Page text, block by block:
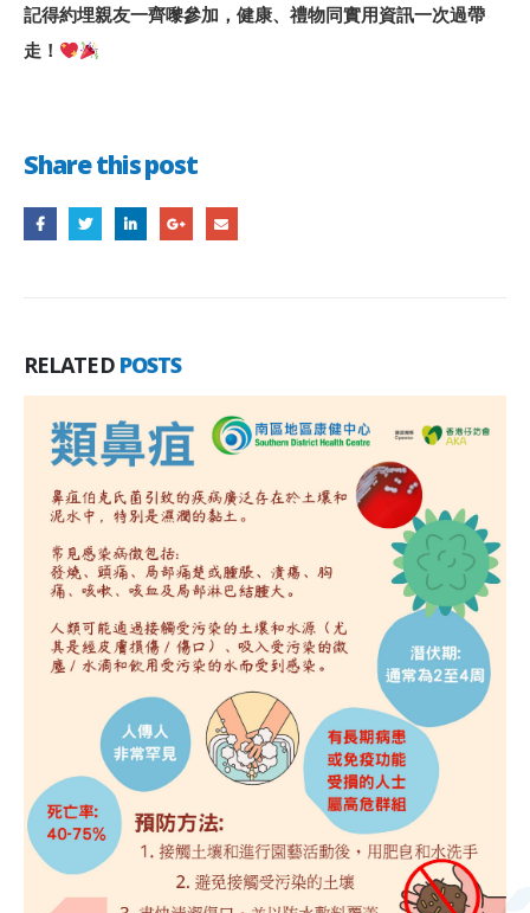
記得約埋親友一齊嚟參加，健康、禮物同實用資訊一次過帶
走！
Share this post
RELATED POSTS